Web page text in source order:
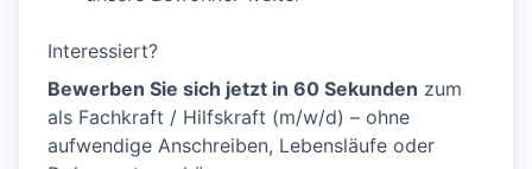
Interessiert?
Bewerben Sie sich jetzt in 60 Sekunden zum
als Fachkraft / Hilfskraft (m/w/d) – ohne
aufwendige Anschreiben, Lebensläufe oder